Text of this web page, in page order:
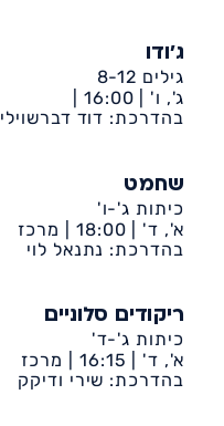
ג'ודו
גילים 8-12
ג', ו' | 16:00 |
דיונה-ביה״ס שקד
בהדרכת: דוד דברשוילי
שחמט
כיתות ג'-ו'
א', ד' | 18:00 |
מרכז
קהילתי דיונה
בהדרכת: נתנאל לוי
ריקודים סלוניים
כיתות ג'-ד'
א', ד' | 16:15 |
מרכז
קהילתי דיונה
בהדרכת: שירי ודיקק